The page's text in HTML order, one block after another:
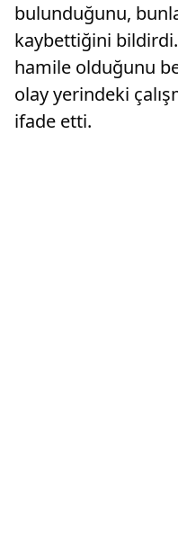
bulunduğunu,
kaybettiğini
hamile olduğunu
olay yerindeki
ifade etti.